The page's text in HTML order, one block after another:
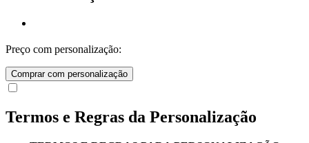
Preço com personalização:
Comprar com personalização
Termos e Regras da Personalização